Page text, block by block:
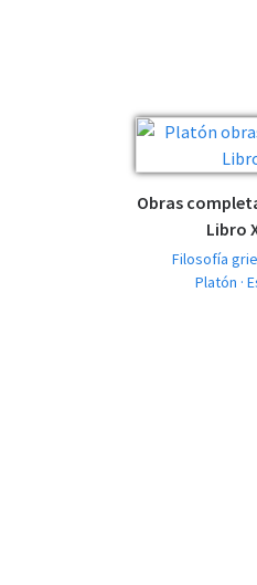
Obras
Libro
Filosofía
Platón ·